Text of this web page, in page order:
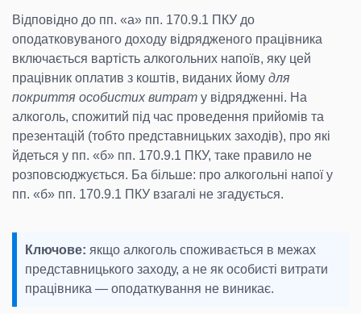
Відповідно до пп. «а» пп. 170.9.1 ПКУ до
оподатковуваного доходу відрядженого працівника
включається вартість алкогольних напоїв, яку цей
працівник оплатив з коштів, виданих йому для
покриття особистих витрат у відрядженні. На
алкоголь, спожитий під час проведення прийомів та
презентацій (тобто представницьких заходів), про які
йдеться у пп. «б» пп. 170.9.1 ПКУ, таке правило не
розповсюджується. Ба більше: про алкогольні напої у
пп. «б» пп. 170.9.1 ПКУ взагалі не згадується.
Ключове: якщо алкоголь споживається в межах
представницького заходу, а не як особисті витрати
працівника — оподаткування не виникає.